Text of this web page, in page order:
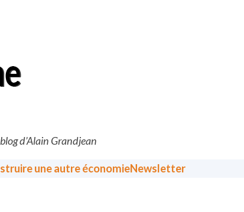
d’Alain Grandjean
une autre économieNewsletter